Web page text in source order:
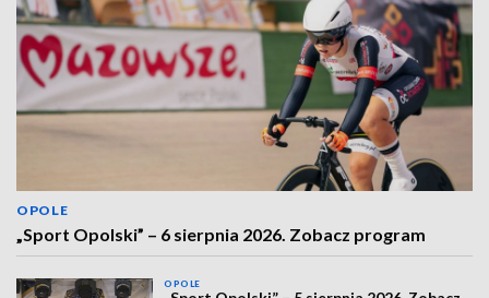
OPOLE
„Sport Opolski” – 6 sierpnia 2026. Zobacz program
OPOLE